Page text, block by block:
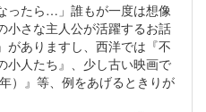
ったら…」誰もが一度は想像
小さな主人公が活躍するお話
がありますし、西洋では『不
小人たち』、少し古い映画で
）』等、例をあげるときりが